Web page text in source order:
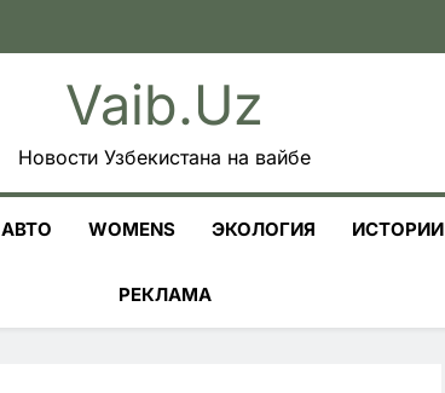
Vaib.uz
Новости Узбекистана на вайбе
АВТО WOMENS ЭКОЛОГИЯ ИСТОРИИ
РЕКЛАМА